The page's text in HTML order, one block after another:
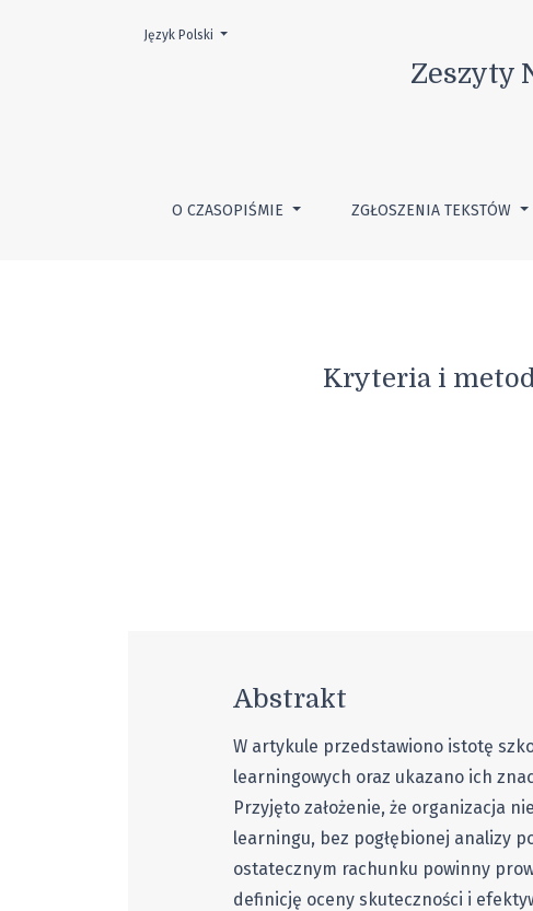
Kryteria i metody oceny efektywności szkoleń e-
Zeszyty
O CZASOPIŚMIE ZGŁOSZENIA TEKSTÓW
Wybierz język. Obecnym językiem jest:
Język Polski
Kryteria i
Abstrakt
W artykule przedstawiono istotę
learningowych oraz ukazano ich
Przyjęto założenie, że organizacja
learningu, bez pogłębionej analizy
ostatecznym rachunku powinny
definicję oceny skuteczności i